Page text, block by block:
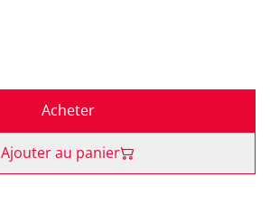
Acheter
Ajouter au panier